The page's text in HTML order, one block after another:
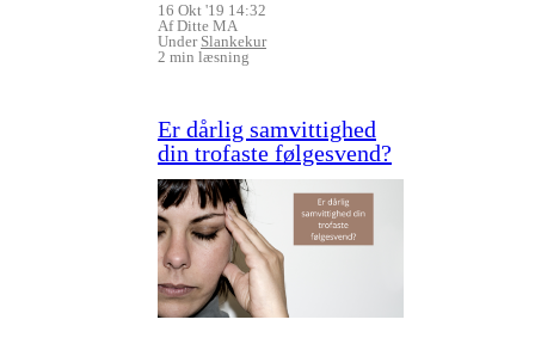
16 Okt '19 14:32
Af Ditte MA
Under Slankekur
2 min læsning
Er dårlig samvittighed
din trofaste følgesvend?